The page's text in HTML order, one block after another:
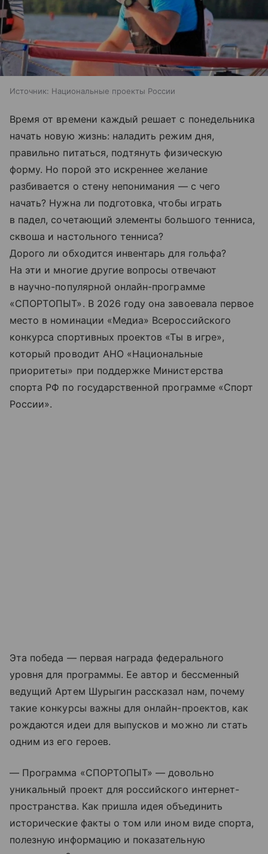
Источник: Национальные проекты России
Время от времени каждый решает с понедельника
начать новую жизнь: наладить режим дня,
правильно питаться, подтянуть физическую
форму. Но порой это искреннее желание
разбивается о стену непонимания — с чего
начать? Нужна ли подготовка, чтобы играть
в падел, сочетающий элементы большого тенниса,
сквоша и настольного тенниса?
Дорого ли обходится инвентарь для гольфа?
На эти и многие другие вопросы отвечают
в научно-популярной онлайн-программе
«СПОРТОПЫТ». В 2026 году она завоевала первое
место в номинации «Медиа» Всероссийского
конкурса спортивных проектов «Ты в игре»,
который проводит АНО «Национальные
приоритеты» при поддержке Министерства
спорта РФ по государственной программе «Спорт
России».
Эта победа — первая награда федерального
уровня для программы. Ее автор и бессменный
ведущий Артем Шурыгин рассказал нам, почему
такие конкурсы важны для онлайн-проектов, как
рождаются идеи для выпусков и можно ли стать
одним из его героев.
— Программа «СПОРТОПЫТ» — довольно
уникальный проект для российского интернет-
пространства. Как пришла идея объединить
исторические факты о том или ином виде спорта,
полезную информацию и показательную